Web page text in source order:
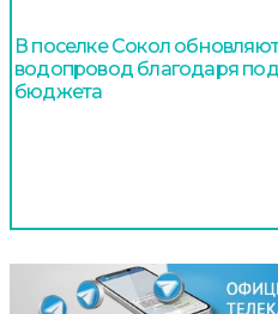
В поселке Сокол
водопровод благодаря
бюджета